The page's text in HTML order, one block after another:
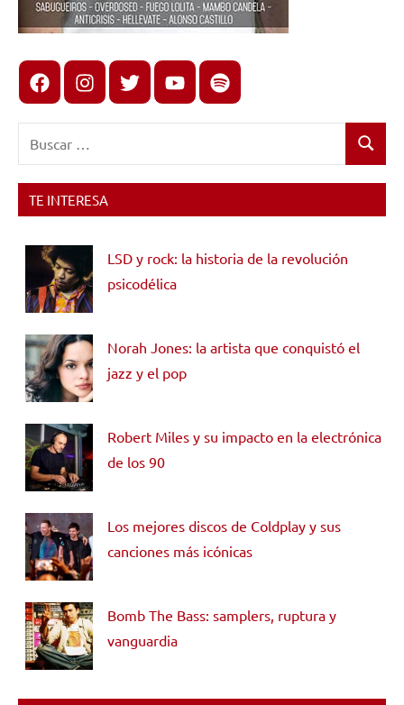
FacebookInstagram
X youtubespotify
Buscar
TE INTERESA
LSD y rock: la historia de la revolución
psicodélica
Norah Jones: la artista que conquistó el
jazz y el pop
Robert Miles y su impacto en la electrónica
de los 90
Los mejores discos de Coldplay y sus
canciones más icónicas
Bomb The Bass: samplers, ruptura y
vanguardia